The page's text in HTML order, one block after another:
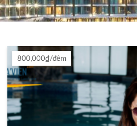
800,000₫/đêm